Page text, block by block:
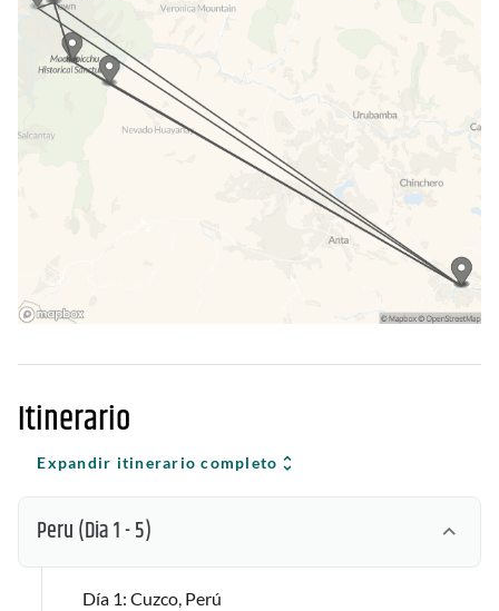
Itinerario
Expandir itinerario completo
Peru(Dia 1 - 5)
Día 1: Cuzco, Perú